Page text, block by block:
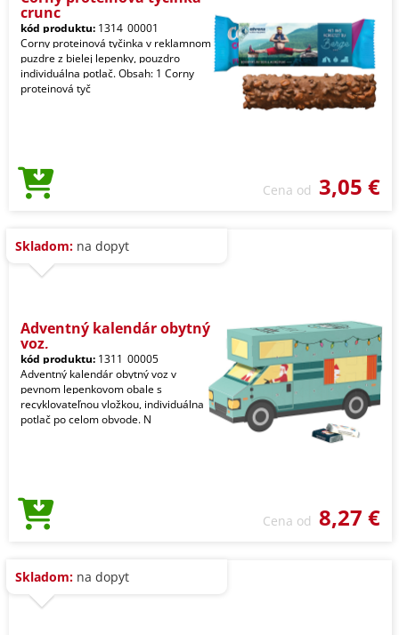
crunc
kód produktu: 1314_00001
Corny proteinová tyčinka v reklamnom
puzdre z bielej lepenky, pouzdro
individuálna potlač. Obsah: 1 Corny
proteinová tyč
Cena od 3,05 €
Skladom: na dopyt
Adventný kalendár obytný
voz,
kód produktu: 1311_00005
Adventný kalendár obytný voz v
pevnom lepenkovom obale s
recyklovateľnou vložkou, individuálna
potlač po celom obvode. N
Cena od 8,27 €
Skladom: na dopyt